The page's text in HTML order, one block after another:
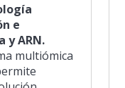
e
y ARN.
multiómica